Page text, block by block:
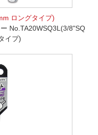
ロングタイプ)
No.TA20WSQ3L(3/8"SQ
イプ)